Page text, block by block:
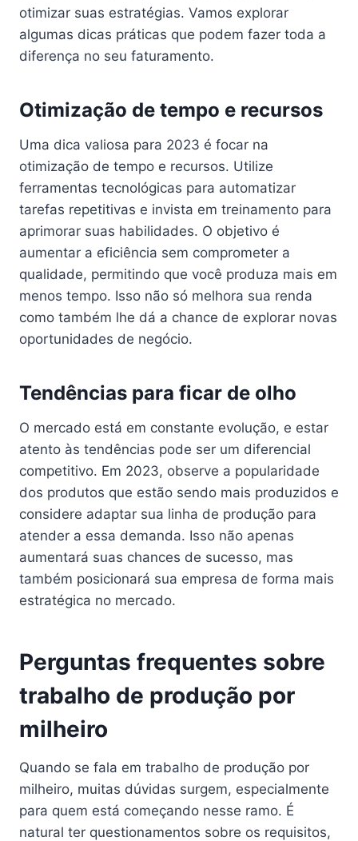
otimizar suas estratégias. Vamos explorar
algumas dicas práticas que podem fazer toda a
diferença no seu faturamento.
Otimização de tempo e recursos
Uma dica valiosa para 2023 é focar na
otimização de tempo e recursos. Utilize
ferramentas tecnológicas para automatizar
tarefas repetitivas e invista em treinamento para
aprimorar suas habilidades. O objetivo é
aumentar a eficiência sem comprometer a
qualidade, permitindo que você produza mais em
menos tempo. Isso não só melhora sua renda
como também lhe dá a chance de explorar novas
oportunidades de negócio.
Tendências para ficar de olho
O mercado está em constante evolução, e estar
atento às tendências pode ser um diferencial
competitivo. Em 2023, observe a popularidade
dos produtos que estão sendo mais produzidos e
considere adaptar sua linha de produção para
atender a essa demanda. Isso não apenas
aumentará suas chances de sucesso, mas
também posicionará sua empresa de forma mais
estratégica no mercado.
Perguntas frequentes sobre
trabalho de produção por
milheiro
Quando se fala em trabalho de produção por
milheiro, muitas dúvidas surgem, especialmente
para quem está começando nesse ramo. É
natural ter questionamentos sobre os requisitos,